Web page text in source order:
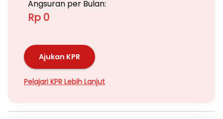
Angsuran per Bulan:
Rp 0
Ajukan KPR
Pelajari KPR Lebih Lanjut